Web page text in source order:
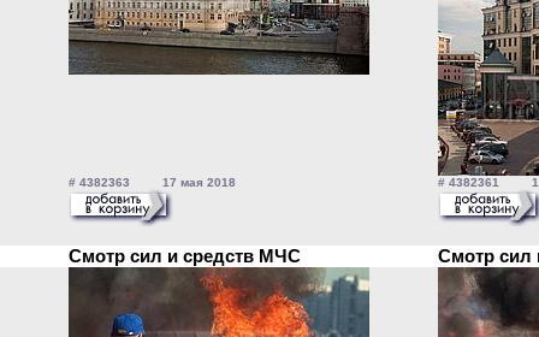
# 4382363 17 мая 2018 # 4382361 17
Смотр сил и средств МЧС Смотр